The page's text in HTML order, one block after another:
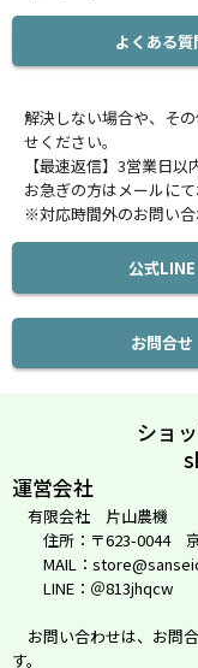
よくある質
解決しない場合や、そ
せください。
【最速返信】3営業日以
お急ぎの方はメールに
※対応時間外のお問い合
公式LINE
お問合せ
ショ
運営会社
有限会社 片山農機
住所：〒623-0044 京
MAIL：
LINE：＠813jhqcw
お問い合わせは、お問
す。